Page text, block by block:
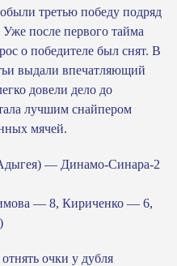
третью победу подряд
Уже после первого тайма
о победителе был снят. В
выдали впечатляющий
довели дело до
лучшим снайпером
мячей.
— Динамо-Синара-2
— 8, Кириченко — 6,
очки у дубля